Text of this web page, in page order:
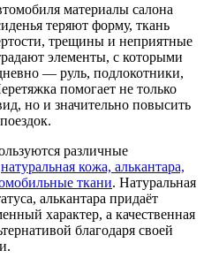
материалы салона
теряют форму, ткань
трещины и неприятные
элементы, с которыми
— руль, подлокотники,
помогает не только
но и значительно повысить
различные
натуральная кожа, алькантара,
ткани. Натуральная
алькантара придаёт
характер, а качественная
благодаря своей